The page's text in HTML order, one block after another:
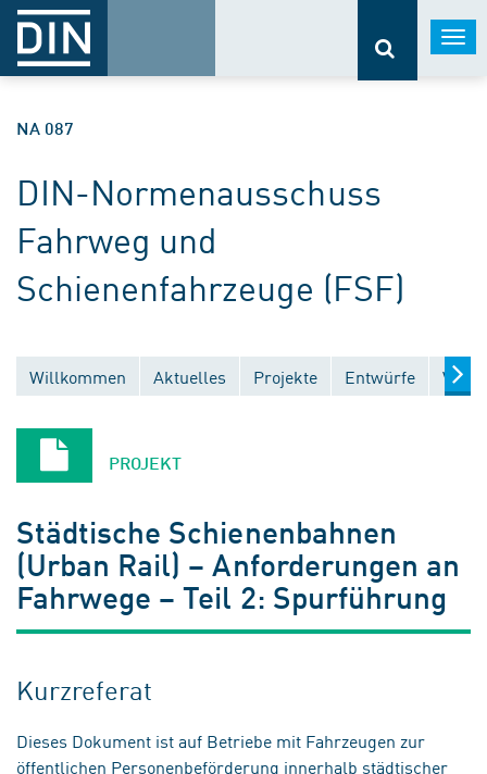
NA 087
DIN-Normenausschuss
Fahrweg und
Schienenfahrzeuge (FSF)
Willkommen Aktuelles Projekte Entwürfe
PROJEKT
Städtische Schienenbahnen
(Urban Rail) – Anforderungen an
Fahrwege – Teil 2: Spurführung
Kurzreferat
Dieses Dokument ist auf Betriebe mit Fahrzeugen zur
öffentlichen Personenbeförderung innerhalb städtischer